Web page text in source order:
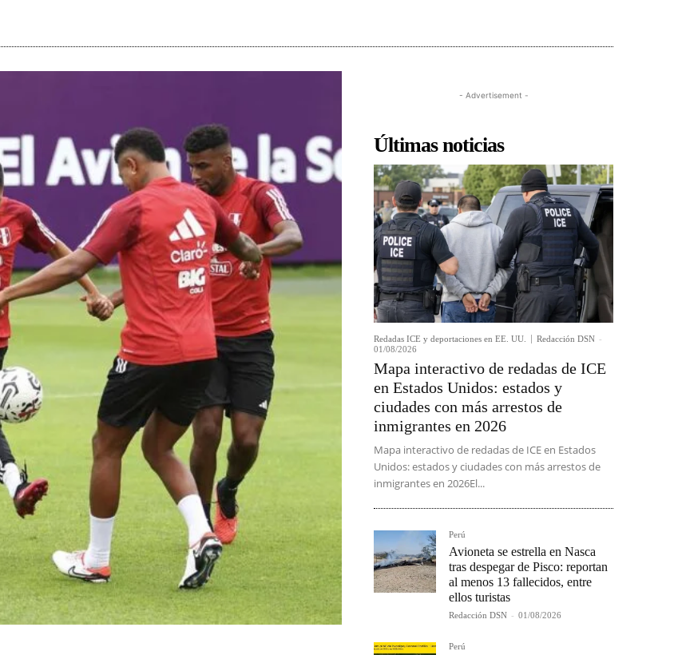
- Advertisement -
Últimas noticias
Redadas ICE y deportaciones en EE. UU. Redacción DSN -
01/08/2026
Mapa interactivo de redadas de ICE
en Estados Unidos: estados y
ciudades con más arrestos de
inmigrantes en 2026
Mapa interactivo de redadas de ICE en Estados
Unidos: estados y ciudades con más arrestos de
inmigrantes en 2026El...
Perú
Avioneta se estrella en Nasca
tras despegar de Pisco: reportan
al menos 13 fallecidos, entre
ellos turistas
Redacción DSN - 01/08/2026
Perú